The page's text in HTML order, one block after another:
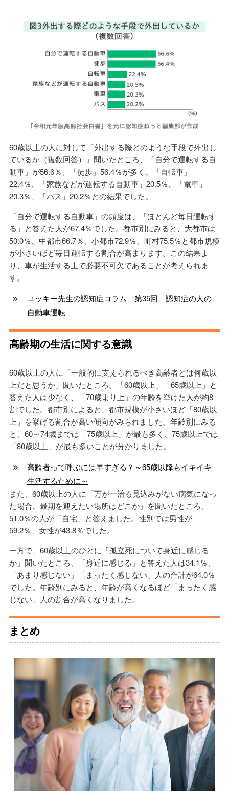
60歳以上の人に対して「外出する際どのような手段で外出し
ているか（複数回答）」聞いたところ、「自分で運転する自
動車」が56.6％、「徒歩」56.4％が多く、「自転車」
22.4％、「家族などが運転する自動車」20.5％、「電車」
20.3％、「バス」20.2％との結果でした。
「自分で運転する自動車」の頻度は、「ほとんど毎日運転す
る」と答えた人が67.4％でした。都市別にみると、大都市は
50.0％、中都市66.7％、小都市72.9％、町村75.5％と都市規模
が小さいほど毎日運転する割合が高まります。この結果よ
り、車が生活する上で必要不可欠であることが考えられま
す。
ユッキー先生の認知症コラム 第35回 認知症の人の
自動車運転
高齢期の生活に関する意識
60歳以上の人に「一般的に支えられるべき高齢者とは何歳以
上だと思うか」聞いたところ、「60歳以上」「65歳以上」と
答えた人は少なく、「70歳より上」の年齢を挙げた人が約8
割でした。都市別によると、都市規模が小さいほど「80歳以
上」を挙げる割合が高い傾向がみられました。年齢別にみる
と、60～74歳までは「75歳以上」が最も多く、75歳以上では
「80歳以上」が最も多いことが分かりました。
高齢者って呼ぶには早すぎる？～65歳以降もイキイキ
生活するために～
また、60歳以上の人に「万が一治る見込みがない病気になっ
た場合、最期を迎えたい場所はどこか」を聞いたところ、
51.0％の人が「自宅」と答えました。性別では男性が
59.2％、女性が43.8％でした。
一方で、60歳以上のひとに「孤立死について身近に感じる
か」聞いたところ、「身近に感じる」と答えた人は34.1％、
「あまり感じない」「まったく感じない」人の合計が64.0％
でした。年齢別にみると、年齢が高くなるほど「まったく感
じない」人の割合が高くなりました。
まとめ